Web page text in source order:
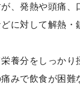
、発熱や頭痛、
に対して解熱・
養分をしっかり
みで飲食が困難